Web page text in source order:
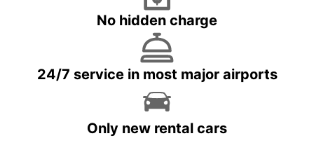
No hidden charge
24/7 service in most major airports
Only new rental cars